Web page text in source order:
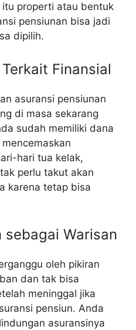
properti atau bentuk
pensiunan bisa jadi
dipilih.
Finansial
asuransi pensiunan
di masa sekarang
sudah memiliki dana
hari tua kelak,
perlu takut akan
karena tetap bisa
sebagai Warisan
oleh pikiran
dan tak bisa
meninggal jika
pensiun. Anda
asuransinya